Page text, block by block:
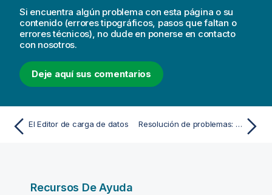
Si encuentra algún problema con esta página o su
contenido (errores tipográficos, pasos que faltan o
errores técnicos), no dude en ponerse en contacto
con nosotros.
Deje aquí sus comentarios
El Editor de carga de datos Resolución de problemas: navegación e interacción con Qlik Sense
Recursos De Ayuda